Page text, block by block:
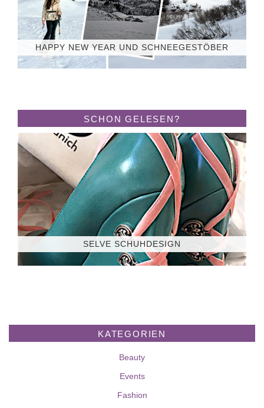
HAPPY NEW YEAR UND SCHNEEGESTÖBER
SCHON GELESEN?
SELVE SCHUHDESIGN
KATEGORIEN
Beauty
Events
Fashion